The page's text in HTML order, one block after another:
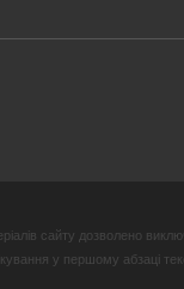
сайту дозволено
у першому абзаці